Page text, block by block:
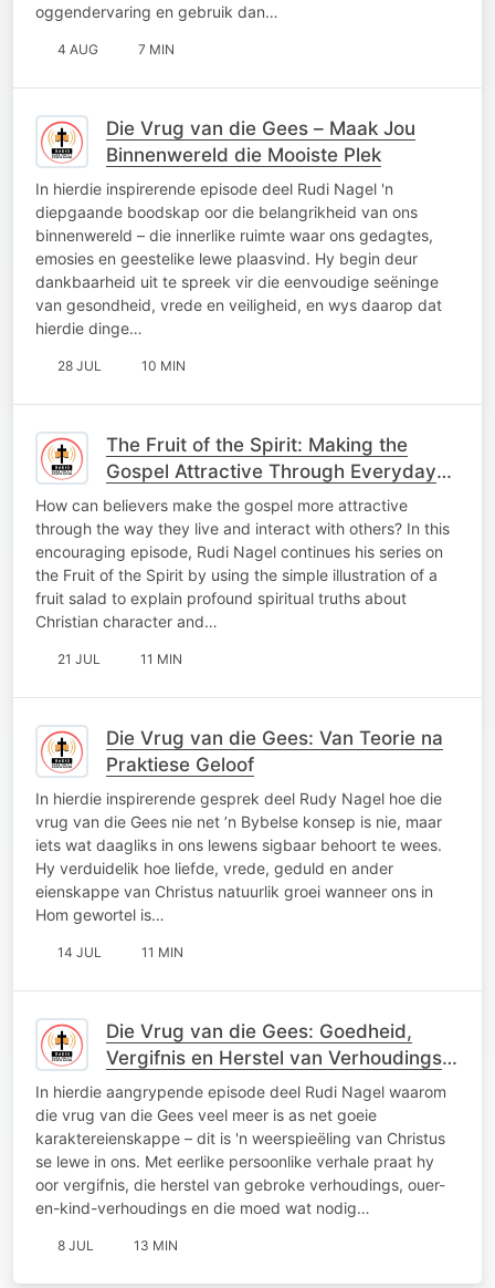
oggendervaring en gebruik dan…
4 AUG 7 MIN
Die Vrug van die Gees – Maak Jou
Binnenwereld die Mooiste Plek
In hierdie inspirerende episode deel Rudi Nagel 'n
diepgaande boodskap oor die belangrikheid van ons
binnenwereld – die innerlike ruimte waar ons gedagtes,
emosies en geestelike lewe plaasvind. Hy begin deur
dankbaarheid uit te spreek vir die eenvoudige seëninge
van gesondheid, vrede en veiligheid, en wys daarop dat
hierdie dinge…
28 JUL 10 MIN
The Fruit of the Spirit: Making the
Gospel Attractive Through Everyday
Faith
How can believers make the gospel more attractive
through the way they live and interact with others? In this
encouraging episode, Rudi Nagel continues his series on
the Fruit of the Spirit by using the simple illustration of a
fruit salad to explain profound spiritual truths about
Christian character and…
21 JUL 11 MIN
Die Vrug van die Gees: Van Teorie na
Praktiese Geloof
In hierdie inspirerende gesprek deel Rudy Nagel hoe die
vrug van die Gees nie net ’n Bybelse konsep is nie, maar
iets wat daagliks in ons lewens sigbaar behoort te wees.
Hy verduidelik hoe liefde, vrede, geduld en ander
eienskappe van Christus natuurlik groei wanneer ons in
Hom gewortel is…
14 JUL 11 MIN
Die Vrug van die Gees: Goedheid,
Vergifnis en Herstel van Verhoudings
met Rudi Nagel
In hierdie aangrypende episode deel Rudi Nagel waarom
die vrug van die Gees veel meer is as net goeie
karaktereienskappe – dit is 'n weerspieëling van Christus
se lewe in ons. Met eerlike persoonlike verhale praat hy
oor vergifnis, die herstel van gebroke verhoudings, ouer-
en-kind-verhoudings en die moed wat nodig…
8 JUL 13 MIN